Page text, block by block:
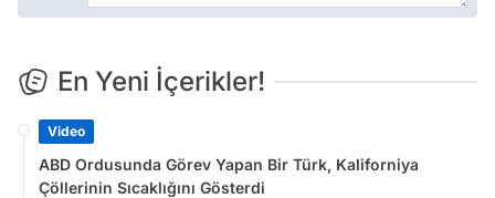
En Yeni İçerikler!
Video
ABD Ordusunda Görev Yapan Bir Türk, Kaliforniya
Çöllerinin Sıcaklığını Gösterdi